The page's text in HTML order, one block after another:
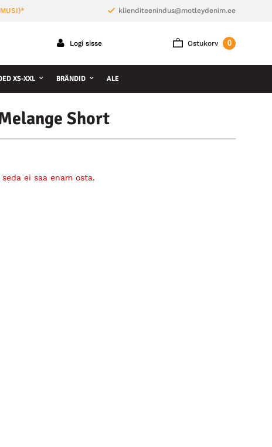
klienditeenindus@motleydenim.ee
Ostukorv 0
Logi sisse
XS-XXL BRÄNDID ALE
Short
ei saa enam osta.